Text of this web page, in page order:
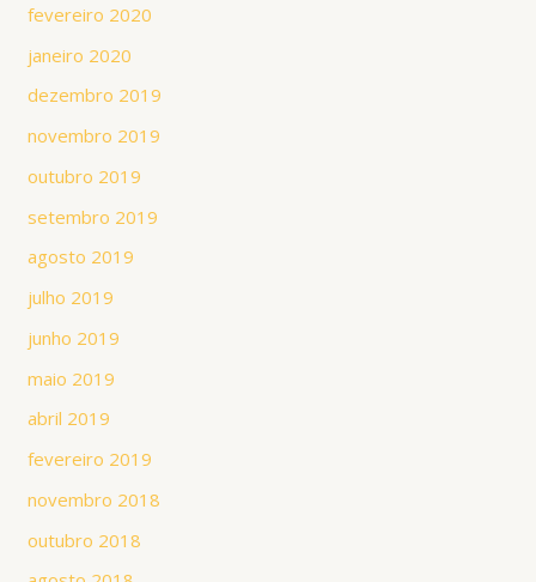
fevereiro 2020
janeiro 2020
dezembro 2019
novembro 2019
outubro 2019
setembro 2019
agosto 2019
julho 2019
junho 2019
maio 2019
abril 2019
fevereiro 2019
novembro 2018
outubro 2018